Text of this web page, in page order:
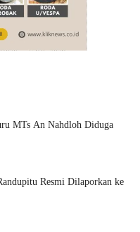
MTs An Nahdloh Diduga
Resmi Dilaporkan ke